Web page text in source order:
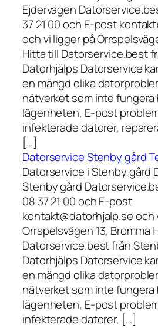
Ejdervägen
37 21 00 och E-post
och vi ligger på
Hitta till Datorservice.best
Datorhjälps Datorservice
en mängd olika
nätverket som inte fungera
lägenheten, E-post
infekterade datorer,
[…]
Datorservice Stenby gård
Datorservice i Stenby gård
Stenby gård
08 37 21 00 och E-post
kontakt@datorhjalp.se och
Orrspelsvägen 13, Bromma
Datorservice.best från
Datorhjälps Datorservice
en mängd olika
nätverket som inte fungera
lägenheten, E-post
infekterade datorer, […]